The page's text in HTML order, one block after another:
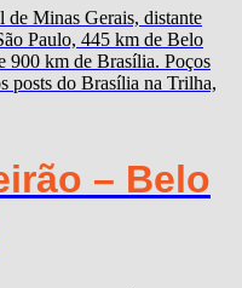
de Minas Gerais, distante
Paulo, 445 km de Belo
900 km de Brasília. Poços
posts do Brasília na Trilha,
– Belo